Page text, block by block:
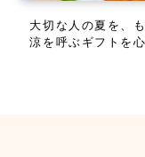
大切な人の夏を、
涼を呼ぶギフトを